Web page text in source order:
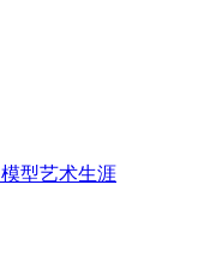
型艺术生涯